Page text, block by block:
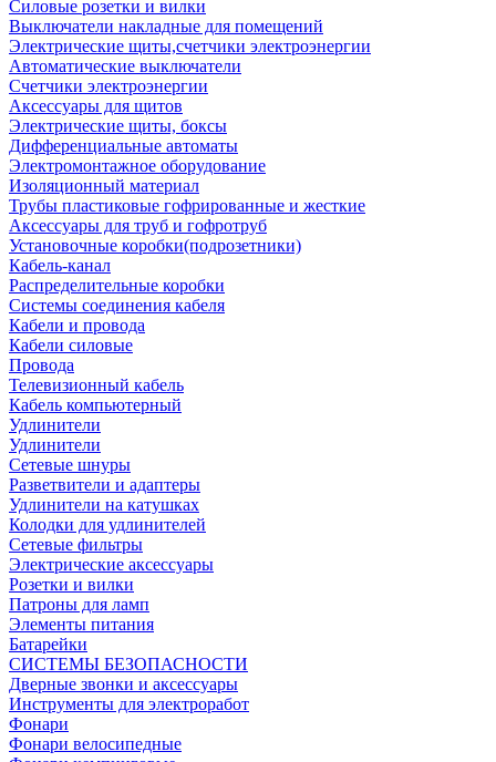
Силовые розетки и вилки
Выключатели накладные для помещений
Электрические щиты,счетчики электроэнергии
Автоматические выключатели
Счетчики электроэнергии
Аксессуары для щитов
Электрические щиты, боксы
Дифференциальные автоматы
Электромонтажное оборудование
Изоляционный материал
Трубы пластиковые гофрированные и жесткие
Аксессуары для труб и гофротруб
Установочные коробки(подрозетники)
Кабель-канал
Распределительные коробки
Системы соединения кабеля
Кабели и провода
Кабели силовые
Провода
Телевизионный кабель
Кабель компьютерный
Удлинители
Удлинители
Сетевые шнуры
Разветвители и адаптеры
Удлинители на катушках
Колодки для удлинителей
Сетевые фильтры
Электрические аксессуары
Розетки и вилки
Патроны для ламп
Элементы питания
Батарейки
СИСТЕМЫ БЕЗОПАСНОСТИ
Дверные звонки и аксессуары
Инструменты для электроработ
Фонари
Фонари велосипедные